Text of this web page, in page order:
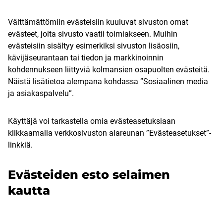
Välttämättömiin evästeisiin kuuluvat sivuston omat
evästeet, joita sivusto vaatii toimiakseen. Muihin
evästeisiin sisältyy esimerkiksi sivuston lisäosiin,
kävijäseurantaan tai tiedon ja markkinoinnin
kohdennukseen liittyviä kolmansien osapuolten evästeitä.
Näistä lisätietoa alempana kohdassa ”Sosiaalinen media
ja asiakaspalvelu”.
Käyttäjä voi tarkastella omia evästeasetuksiaan
klikkaamalla verkkosivuston alareunan ”Evästeasetukset”-
linkkiä.
Evästeiden esto selaimen
kautta